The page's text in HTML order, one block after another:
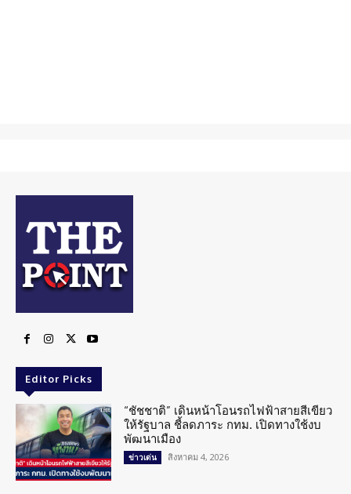
Editor Picks
“ชัชชาติ” เดินหน้าโอนรถไฟฟ้าสายสีเขียว
ให้รัฐบาล ชี้ลดภาระ กทม. เปิดทางใช้งบ
พัฒนาเมือง
ข่าวเด่น สิงหาคม 4, 2026